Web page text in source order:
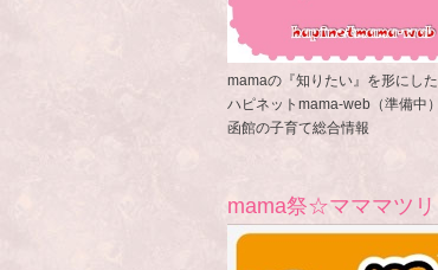
mamaの『知りたい』を形にした
ハピネットmama-web（準備中）
函館の子育て総合情報
mama祭☆マママツリ